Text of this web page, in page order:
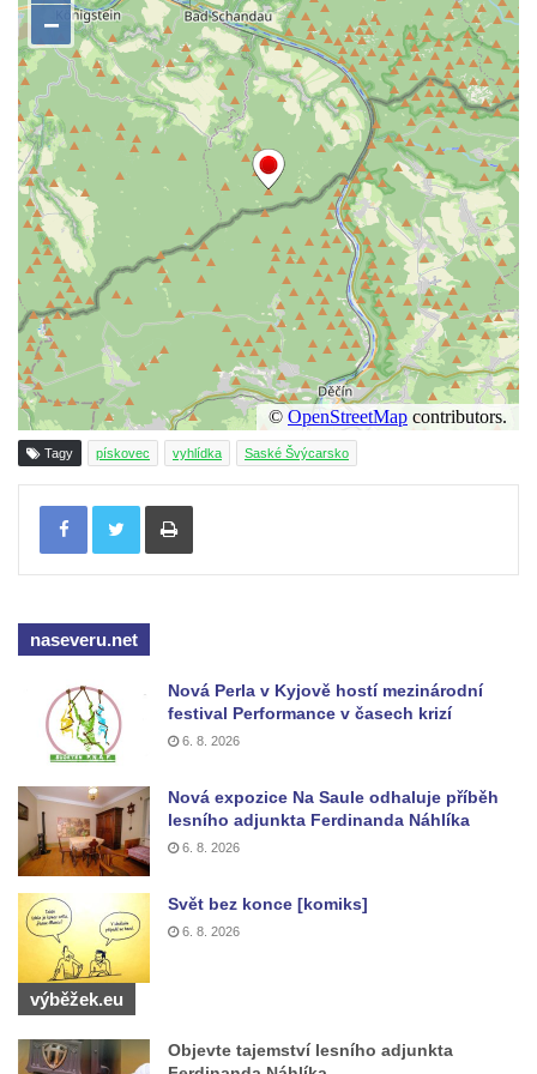
Vyhlídka ve Svojkovských skalách
Vyhlídka pod Tisovým vrchem u Svojkova
Jeskyně Poustevna u Svojkova
Skalní okna Kolonáda u Svojkova
Slavíček
Jeskyně Staré časy u Svojkova
Hlídková jeskyně u Svojkova
Klíč
Kamenná slunce u obce Staré
Sluj českých bratří a Symbolický hrob
českých bratří
Besedická vyhlídka (na Vysoké skále)
Vyhlídka Kde domov můj (Besedické skály)
Jeskyně Matěje Krocínovského v
Hořákova vyhlídka (Besedické skály)
Masarykova vyhlídka (Besedické skály)
Vyhlídka Sokol (Besedické skály)
Lafitova vyhlídka pod Křížovou horou
Vyhlídka pod Křížovou horou u Pohořan
Hraběcí vyhlídka u Rabštejna nad Střelou
Bořeň
Vyhlídka na Chřibském (Kamzičím) vrchu
Kamenická vyhlídka
Vyhlídka jihovýchodně od Manušic u
Vyhlídka nad jezírkem v Srbské Kamenici
Tagy pískovec vyhlídka Saské Švýcarsko
Tisknout
naseveru.net
Nová Perla v Kyjově hostí mezinárodní
festival Performance v časech krizí
6. 8. 2026
Nová expozice Na Saule odhaluje příběh
lesního adjunkta Ferdinanda Náhlíka
6. 8. 2026
Svět bez konce [komiks]
6. 8. 2026
výběžek.eu
Objevte tajemství lesního adjunkta